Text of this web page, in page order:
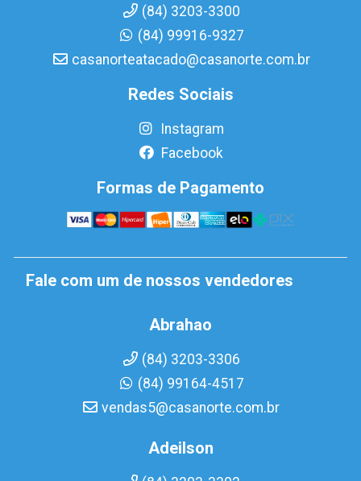
(84) 3203-3300
(84) 99916-9327
casanorteatacado@casanorte.com.br
Redes Sociais
Instagram
Facebook
Formas de Pagamento
Fale com um de nossos vendedores
Abrahao
(84) 3203-3306
(84) 99164-4517
vendas5@casanorte.com.br
Adeilson